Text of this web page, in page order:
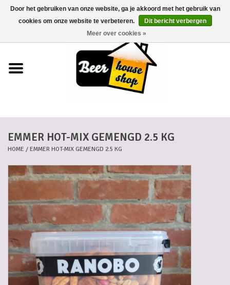
0 Artikelen - €0,00
Biermanden
Blikken
Dankkaartjes
Gadgets
Geschenken
EMMER HOT-MIX GEMENGD 2.5 KG
HOME / EMMER HOT-MIX GEMENGD 2.5 KG
Door het gebruiken van onze website, ga je akkoord met het gebruik van
cookies om onze website te verbeteren.
Dit bericht verbergen
Meer over cookies »